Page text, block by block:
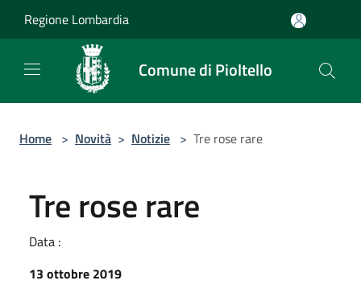
Regione Lombardia
Comune di Pioltello
Home > Novità > Notizie > Tre rose rare
Tre rose rare
Data :
13 ottobre 2019